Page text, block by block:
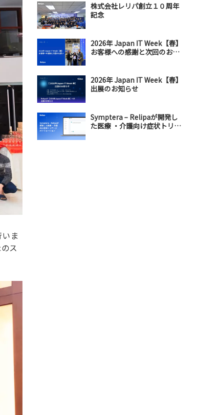
ま
ス
株式会社レリパ創立１０周年
記念
2026年 Japan IT Week【春】
お客様への感謝と次回のお誘
2026年 Japan IT Week【春】
出展のお知らせ
Symptera – Relipaが開発し
た医療 ・介護向け症状トリア